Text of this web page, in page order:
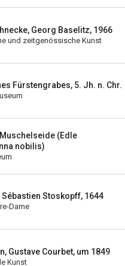
Georg Baselitz, 1966
und zeitgenössische Kunst
Fürstengrabes, 5. Jh. n. Chr.
(Edle
nobilis)
Stoskopff, 1644
Dame
Gustave Courbet, um 1849
Kunst